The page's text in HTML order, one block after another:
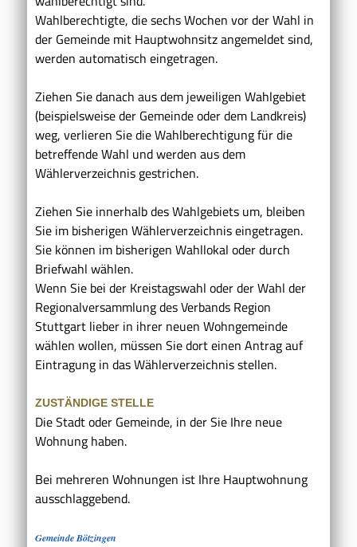
Wahlberechtigte, die sechs Wochen vor der Wahl in
der Gemeinde mit Hauptwohnsitz angemeldet sind,
werden automatisch eingetragen.
Ziehen Sie danach aus dem jeweiligen Wahlgebiet
(beispielsweise der Gemeinde oder dem Landkreis)
weg, verlieren Sie die Wahlberechtigung für die
betreffende Wahl und werden aus dem
Wählerverzeichnis gestrichen.
Ziehen Sie innerhalb des Wahlgebiets um, bleiben
Sie im bisherigen Wählerverzeichnis eingetragen.
Sie können im bisherigen Wahllokal oder durch
Briefwahl wählen.
Wenn Sie bei der Kreistagswahl oder der Wahl der
Regionalversammlung des Verbands Region
Stuttgart lieber in ihrer neuen Wohngemeinde
wählen wollen, müssen Sie dort einen Antrag auf
Eintragung in das Wählerverzeichnis stellen.
ZUSTÄNDIGE STELLE
Die Stadt oder Gemeinde, in der Sie Ihre neue
Wohnung haben.
Bei mehreren Wohnungen ist Ihre Hauptwohnung
ausschlaggebend.
Gemeinde Bötzingen